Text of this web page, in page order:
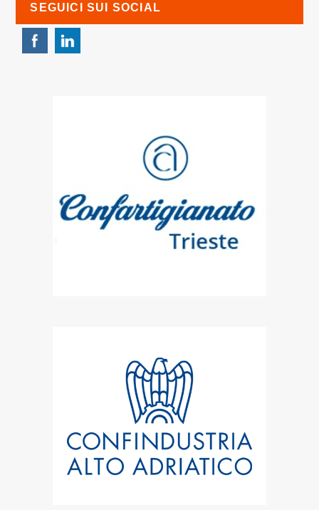
SEGUICI SUI SOCIAL